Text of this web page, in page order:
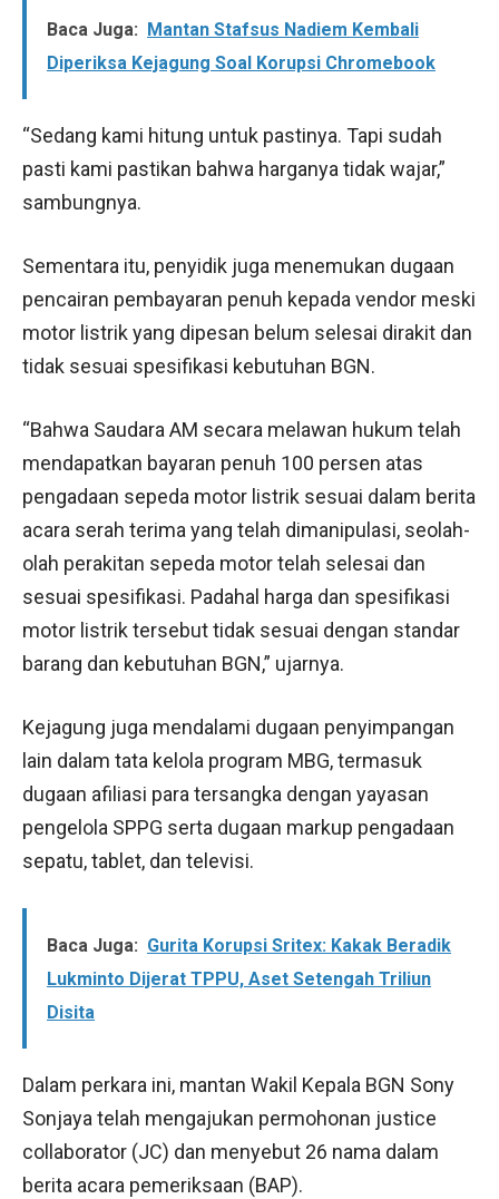
Baca Juga: Mantan Stafsus Nadiem Kembali
Diperiksa Kejagung Soal Korupsi Chromebook
“Sedang kami hitung untuk pastinya. Tapi sudah
pasti kami pastikan bahwa harganya tidak wajar,”
sambungnya.
Sementara itu, penyidik juga menemukan dugaan
pencairan pembayaran penuh kepada vendor meski
motor listrik yang dipesan belum selesai dirakit dan
tidak sesuai spesifikasi kebutuhan BGN.
“Bahwa Saudara AM secara melawan hukum telah
mendapatkan bayaran penuh 100 persen atas
pengadaan sepeda motor listrik sesuai dalam berita
acara serah terima yang telah dimanipulasi, seolah-
olah perakitan sepeda motor telah selesai dan
sesuai spesifikasi. Padahal harga dan spesifikasi
motor listrik tersebut tidak sesuai dengan standar
barang dan kebutuhan BGN,” ujarnya.
Kejagung juga mendalami dugaan penyimpangan
lain dalam tata kelola program MBG, termasuk
dugaan afiliasi para tersangka dengan yayasan
pengelola SPPG serta dugaan markup pengadaan
sepatu, tablet, dan televisi.
Baca Juga: Gurita Korupsi Sritex: Kakak Beradik
Lukminto Dijerat TPPU, Aset Setengah Triliun
Disita
Dalam perkara ini, mantan Wakil Kepala BGN Sony
Sonjaya telah mengajukan permohonan justice
collaborator (JC) dan menyebut 26 nama dalam
berita acara pemeriksaan (BAP).